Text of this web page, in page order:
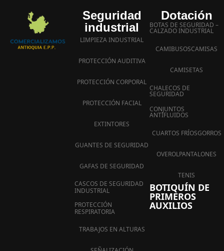
Seguridad
industrial
LIMPIEZA INDUSTRIAL
PROTECCIÓN AUDITIVA
PROTECCIÓN CORPORAL
PROTECCIÓN FACIAL
EXTINTORES
GUANTES DE SEGURIDAD
GAFAS DE SEGURIDAD
CASCOS DE SEGURIDAD
INDUSTRIAL
PROTECCIÓN
RESPIRATORIA
TRABAJOS EN ALTURAS
Dotación
BOTAS DE SEGURIDAD –
CALZADO INDUSTRIAL
CAMIBUSOSCAMISAS
CAMISETAS
CHALECOS DE
SEGURIDAD
CONJUNTOS
ANTIFLUIDOS
CUARTOS FRÍOSGORROS
OVEROLPANTALONES
TENIS
BOTIQUÍN DE
PRIMEROS
AUXILIOS